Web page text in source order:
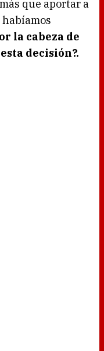
que aportar a
la cabeza de
decisión?.